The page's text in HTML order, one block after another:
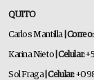
QUITO
Carlos Mantilla | Correo:
Karina Nieto | Celular:
Sol Fraga| Celular: